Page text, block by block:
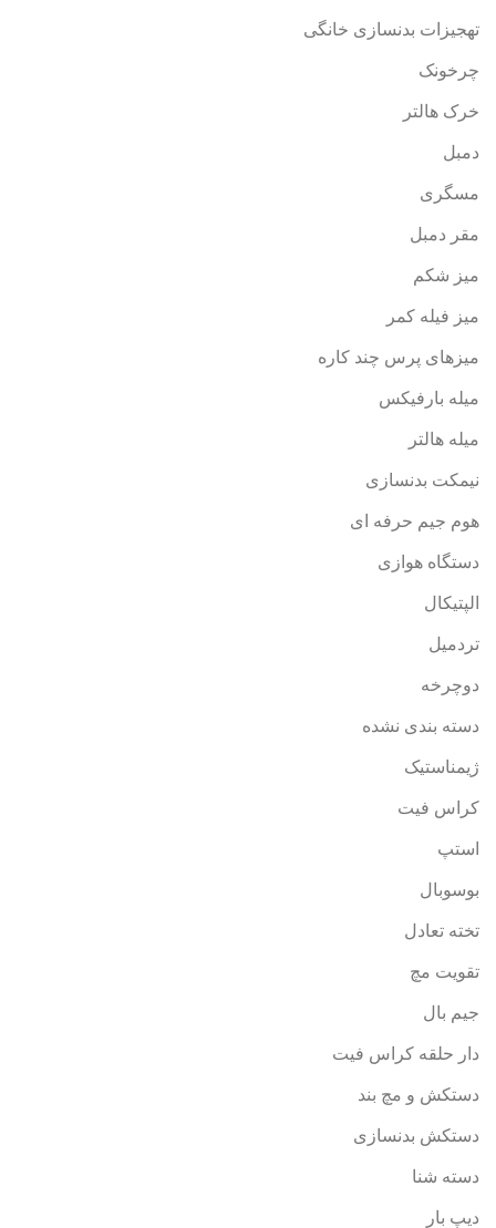
تهجیزات بدنسازی خانگی
چرخونک
خرک هالتر
دمبل
مسگری
مقر دمبل
میز شکم
میز فیله کمر
میزهای پرس چند کاره
میله بارفیکس
میله هالتر
نیمکت بدنسازی
هوم جیم حرفه ای
دستگاه هوازی
الپتیکال
تردمیل
دوچرخه
دسته بندی نشده
ژیمناستیک
کراس فیت
استپ
بوسوبال
تخته تعادل
تقویت مچ
جیم بال
دار حلقه کراس فیت
دستکش و مچ بند
دستکش بدنسازی
دسته شنا
دیپ بار